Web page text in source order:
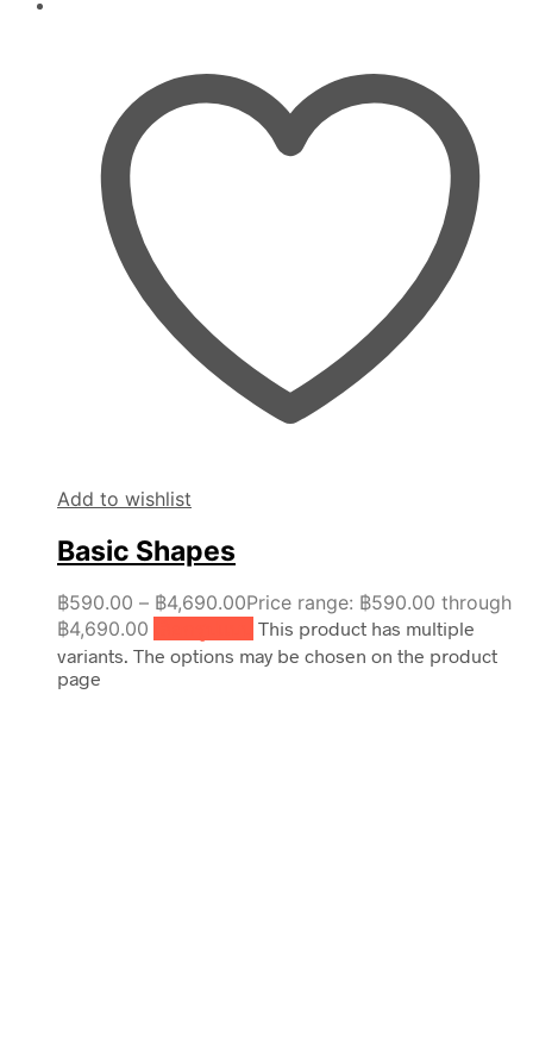
Add to wishlist
Basic Shapes
฿590.00 – ฿4,690.00Price range: ฿590.00 through
฿4,690.00
This product has multiple
variants. The options may be chosen on the product
page